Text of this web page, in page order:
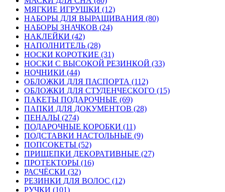
МЯГКИЕ ИГРУШКИ (12)
НАБОРЫ ДЛЯ ВЫРАЩИВАНИЯ (80)
НАБОРЫ ЗНАЧКОВ (24)
НАКЛЕЙКИ (42)
НАПОЛНИТЕЛЬ (28)
НОСКИ КОРОТКИЕ (31)
НОСКИ С ВЫСОКОЙ РЕЗИНКОЙ (33)
НОЧНИКИ (44)
ОБЛОЖКИ ДЛЯ ПАСПОРТА (112)
ОБЛОЖКИ ДЛЯ СТУДЕНЧЕСКОГО (15)
ПАКЕТЫ ПОДАРОЧНЫЕ (69)
ПАПКИ ДЛЯ ДОКУМЕНТОВ (28)
ПЕНАЛЫ (274)
ПОДАРОЧНЫЕ КОРОБКИ (11)
ПОДСТАВКИ НАСТОЛЬНЫЕ (9)
ПОПСОКЕТЫ (52)
ПРИЩЕПКИ ДЕКОРАТИВНЫЕ (27)
ПРОТЕКТОРЫ (16)
РАСЧЁСКИ (32)
РЕЗИНКИ ДЛЯ ВОЛОС (12)
РУЧКИ (101)